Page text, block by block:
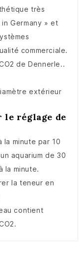
très
Germany » et
commerciale.
de Dennerle..
extérieur
le réglage de
la minute par 10
aquarium de 30
la minute.
la teneur en
contient